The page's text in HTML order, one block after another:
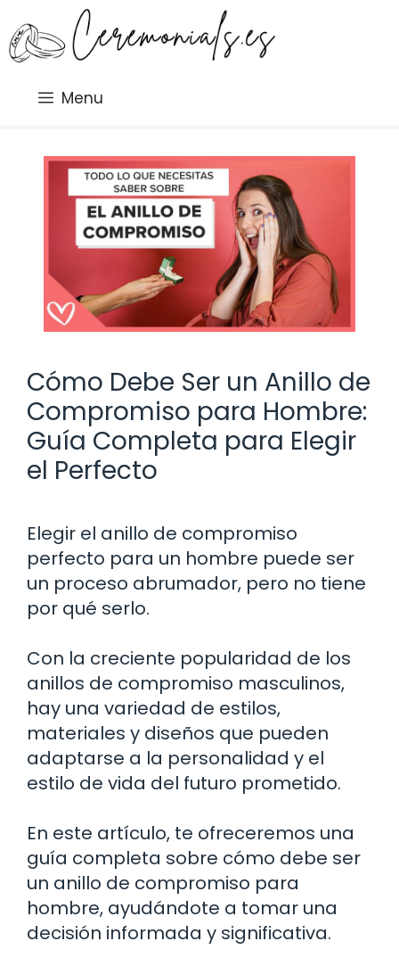
al
contenido
Menu
Cómo Debe Ser un Anillo de
Compromiso para Hombre:
Guía Completa para Elegir
el Perfecto
Elegir el anillo de compromiso
perfecto para un hombre puede ser
un proceso abrumador, pero no tiene
por qué serlo.
Con la creciente popularidad de los
anillos de compromiso masculinos,
hay una variedad de estilos,
materiales y diseños que pueden
adaptarse a la personalidad y el
estilo de vida del futuro prometido.
En este artículo, te ofreceremos una
guía completa sobre cómo debe ser
un anillo de compromiso para
hombre, ayudándote a tomar una
decisión informada y significativa.